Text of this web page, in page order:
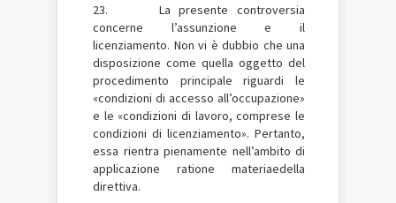
23. La presente controversia
concerne l’assunzione e il
licenziamento. Non vi è dubbio che una
disposizione come quella oggetto del
procedimento principale riguardi le
«condizioni di accesso all’occupazione»
e le «condizioni di lavoro, comprese le
condizioni di licenziamento». Pertanto,
essa rientra pienamente nell’ambito di
applicazione ratione materiaedella
direttiva.